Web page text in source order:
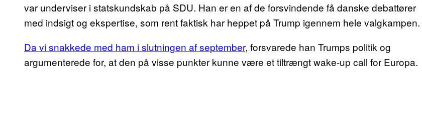
var underviser i statskundskab på SDU. Han er en af de forsvindende få danske debattører
med indsigt og ekspertise, som rent faktisk har heppet på Trump igennem hele valgkampen.
Da vi snakkede med ham i slutningen af september, forsvarede han Trumps politik og
argumenterede for, at den på visse punkter kunne være et tiltrængt wake-up call for Europa.